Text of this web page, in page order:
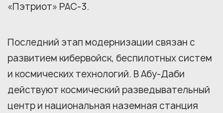
«Пэтриот» PAC-3.
Последний этап модернизации связан с
развитием кибервойск, беспилотных систем
и космических технологий. В Абу-Даби
действуют космический разведывательный
центр и национальная наземная станция